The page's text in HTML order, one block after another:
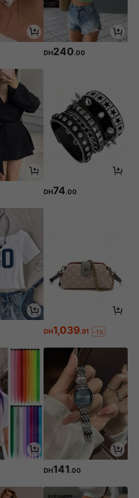
DH240.00
DH74.00
DH1,039.91 -1%
DH141.00